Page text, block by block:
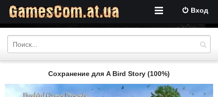
Вход
Сохранение для A Bird Story (100%)